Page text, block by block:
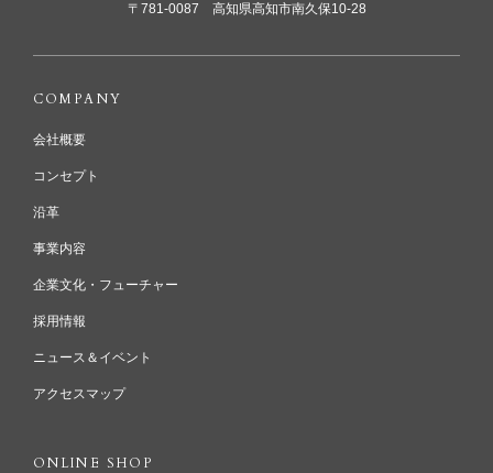
〒781-0087 高知県高知市南久保10-28
COMPANY
会社概要
コンセプト
沿革
事業内容
企業文化・フューチャー
採用情報
ニュース＆イベント
アクセスマップ
ONLINE SHOP